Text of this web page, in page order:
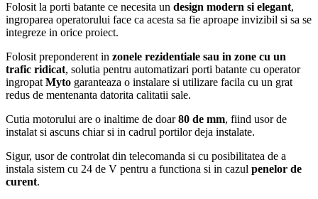
Folosit la porti batante ce necesita un design modern si elegant,
ingroparea operatorului face ca acesta sa fie aproape invizibil si sa se
integreze in orice proiect.
Folosit preponderent in zonele rezidentiale sau in zone cu un
trafic ridicat, solutia pentru automatizari porti batante cu operator
ingropat Myto garanteaza o instalare si utilizare facila cu un grat
redus de mentenanta datorita calitatii sale.
Cutia motorului are o inaltime de doar80 de mm, fiind usor de
instalat si ascuns chiar si in cadrul portilor deja instalate.
Sigur, usor de controlat din telecomanda si cu posibilitatea de a
instala sistem cu 24 de V pentru a functiona si in cazul penelor de
curent.